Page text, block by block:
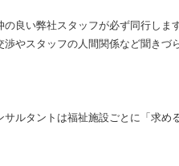
良い弊社スタッフが必ず同行しま
やスタッフの人間関係など聞きづ
ルタントは福祉施設ごとに「求め